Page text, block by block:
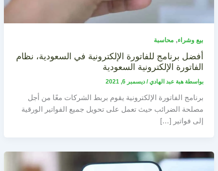
بيع وشراء, محاسبة
أفضل برنامج للفاتورة الإلكترونية في السعودية، نظام
الفاتورة الإلكترونية السعودية
بواسطة هبة عبد الهادي/ ديسمبر 6, 2021
برنامج الفاتورة الإلكترونية يقوم بربط الشركات معًا من أجل
مصلحة الضرائب حيث تعمل على تحويل جميع الفواتير الورقية
إلى فواتير […]